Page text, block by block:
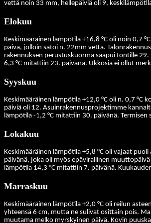
vettä noin 33 mm, hellepäiviä oli 9,
Elokuu
Keskimääräinen lämpötila +16,8 °C oli noin 0,7
päivä, jolloin satoi n. 22mm vettä.
rakennuksen perustuskuorma saapui tontille
6,3 °C mitattiin 23. päivänä. Ukkosia ei ollut
Syyskuu
Keskimääräinen lämpötila +12,0 °C oli n. 0,7 °C
päiviä oli 12. Asuinrakennusprojektimme
lämpötila -1,2 °C mitattiin 30. päivänä.
Lokakuu
Keskimääräinen lämpötila +5,8 °C oli vajaat
päivänä, joka oli myös epävirallinen
lämpötila 14,3 °C mitattiin 7. päivänä.
Marraskuu
Keskimääräinen lämpötila +2,0 °C oli reilun
yhteensä 6 cm, mutta ne sulivat osittain pois.
muutama melko myrskyinen päivä. Kovin